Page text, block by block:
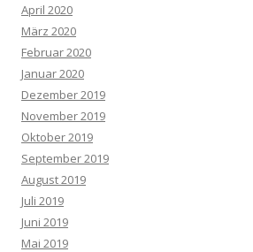
April 2020
März 2020
Februar 2020
Januar 2020
Dezember 2019
November 2019
Oktober 2019
September 2019
August 2019
Juli 2019
Juni 2019
Mai 2019